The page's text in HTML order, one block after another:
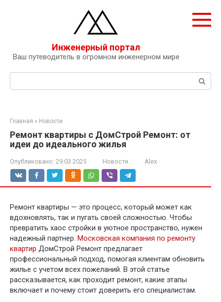
Инженерный портал
Ваш путеводитель в огромном инженерном мире
Поиск:
Главная » Новости
Ремонт квартиры с ДомСтрой Ремонт: от
идеи до идеального жилья
Опубликовано: 29.03.2025 Новости Alex
Ремонт квартиры — это процесс, который может как
вдохновлять, так и пугать своей сложностью. Чтобы
превратить хаос стройки в уютное пространство, нужен
надежный партнер. Московская компания по ремонту
квартир ДомСтрой Ремонт предлагает
профессиональный подход, помогая клиентам обновить
жилье с учетом всех пожеланий. В этой статье
рассказывается, как проходит ремонт, какие этапы
включает и почему стоит доверить его специалистам.